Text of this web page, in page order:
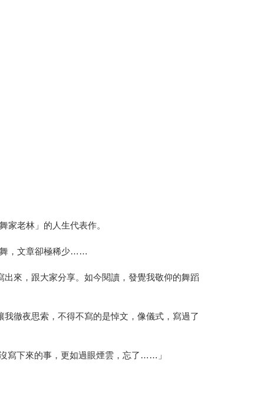
家老林」的人生代表作。
舞，文章卻極稀少……
來，跟大家分享。如今閱讀，發覺我敬仰的舞蹈
徹夜思索，不得不寫的是悼文，像儀式，寫過了
寫下來的事，更如過眼煙雲，忘了……」